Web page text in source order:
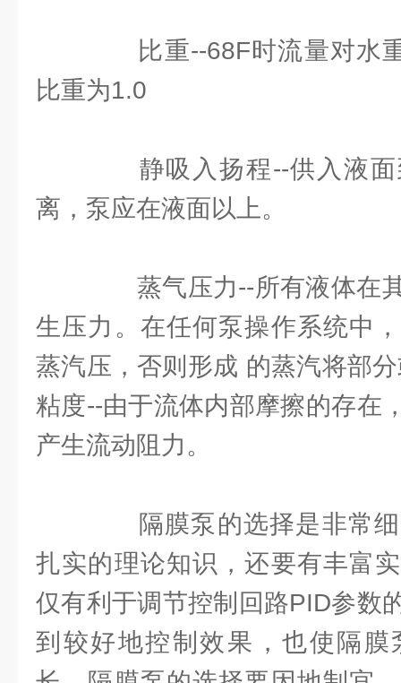
比重--68F时流量对水
比重为1.0
静吸入扬程--供入液面
离，泵应在液面以上。
蒸气压力--所有液体在
生压力。在任何泵操作系统中
蒸汽压，否则形成 的蒸汽将部
粘度--由于流体内部摩擦的存在
产生流动阻力。
隔膜泵的选择是非常细
扎实的理论知识，还要有丰富
仅有利于调节控制回路PID参数
到较好地控制效果，也使隔膜